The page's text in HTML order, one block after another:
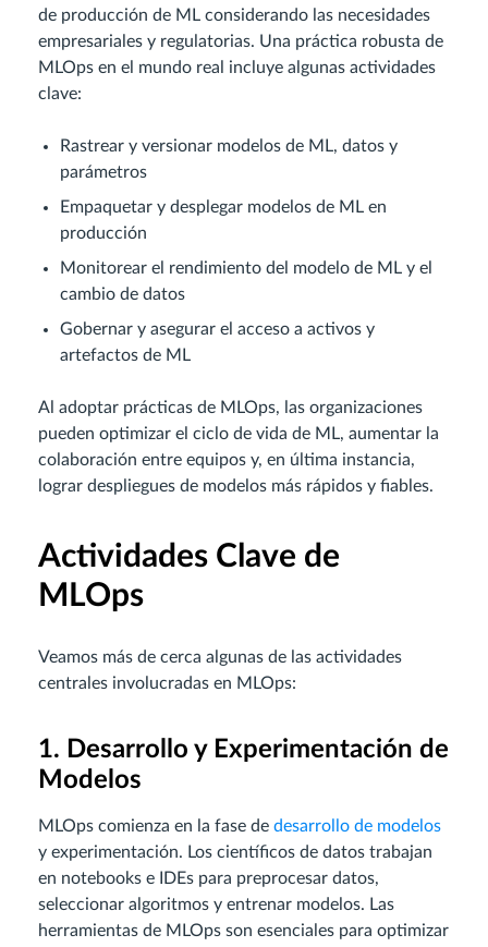
de producción de ML considerando las necesidades
empresariales y regulatorias. Una práctica robusta de
MLOps en el mundo real incluye algunas actividades
clave:
Rastrear y versionar modelos de ML, datos y
parámetros
Empaquetar y desplegar modelos de ML en
producción
Monitorear el rendimiento del modelo de ML y el
cambio de datos
Gobernar y asegurar el acceso a activos y
artefactos de ML
Al adoptar prácticas de MLOps, las organizaciones
pueden optimizar el ciclo de vida de ML, aumentar la
colaboración entre equipos y, en última instancia,
lograr despliegues de modelos más rápidos y fiables.
Actividades Clave de
MLOps
Veamos más de cerca algunas de las actividades
centrales involucradas en MLOps:
1. Desarrollo y Experimentación de
Modelos
MLOps comienza en la fase de desarrollo de modelos
y experimentación. Los científicos de datos trabajan
en notebooks e IDEs para preprocesar datos,
seleccionar algoritmos y entrenar modelos. Las
herramientas de MLOps son esenciales para optimizar